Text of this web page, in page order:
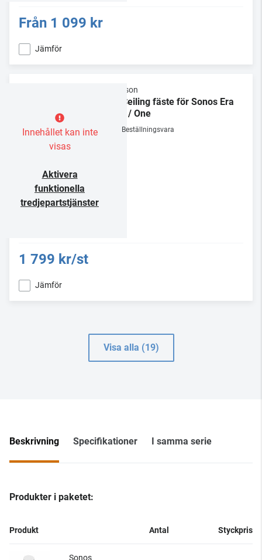
Från 1 099 kr
Jämför
Innehållet kan inte
visas
Aktivera
funktionella
tredjepartstjänster
Flexson
In-Ceiling fäste för Sonos Era
100 / One
Beställningsvara
1 799 kr/st
Jämför
Visa alla (19)
Beskrivning Specifikationer I samma serie
Produkter i paketet:
Produkt Antal Styckpris
Sonos